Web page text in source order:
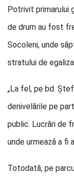
Potrivit primarului
de drum au fost
Socoleni, unde
stratului de
„La fel, pe bd.
denivelările pe
public. Lucrări de
unde urmează a fi
Totodată, pe